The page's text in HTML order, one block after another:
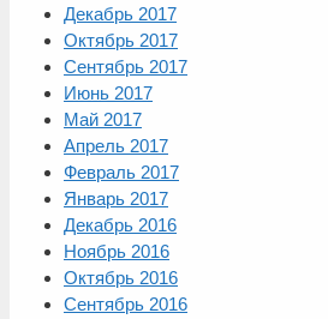
Декабрь 2017
Октябрь 2017
Сентябрь 2017
Июнь 2017
Май 2017
Апрель 2017
Февраль 2017
Январь 2017
Декабрь 2016
Ноябрь 2016
Октябрь 2016
Сентябрь 2016